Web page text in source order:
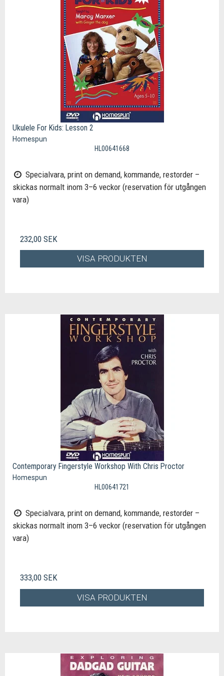
Ukulele For Kids: Lesson 2
Homespun
HL00641668
Specialvara, print on demand, kommande, restorder –
skickas normalt inom 3–6 veckor (reservation för utgången
vara)
232,00 SEK
VISA PRODUKTEN
Contemporary Fingerstyle Workshop With Chris Proctor
Homespun
HL00641721
Specialvara, print on demand, kommande, restorder –
skickas normalt inom 3–6 veckor (reservation för utgången
vara)
333,00 SEK
VISA PRODUKTEN